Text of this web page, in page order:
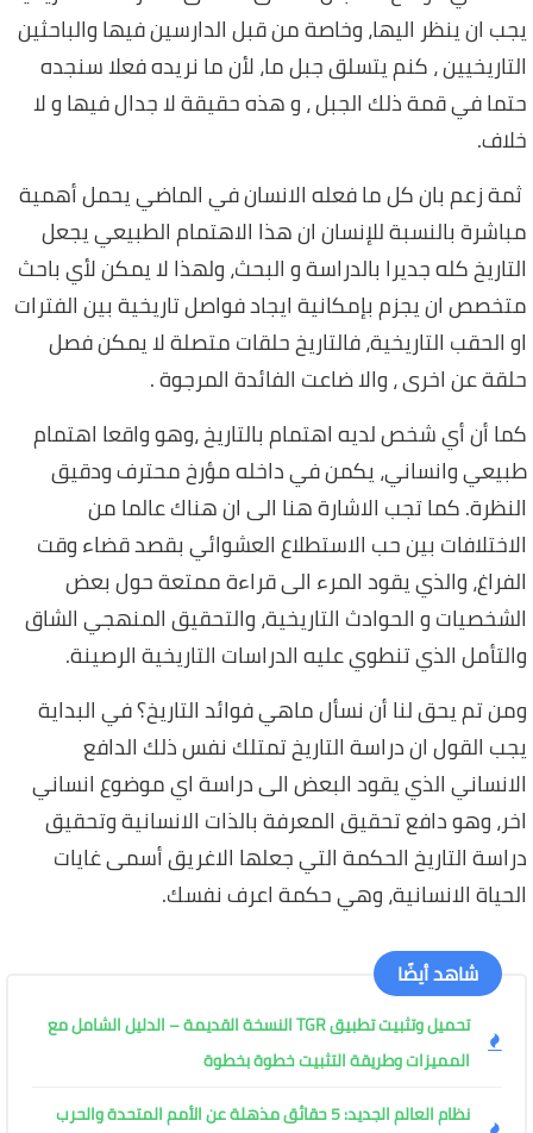
يجب ان ينظر اليها، وخاصة من قبل الدارسين فيها والباحثين
التاريخيين ، كنم يتسلق جبل ما، لأن ما نريده فعلا سنجده
حتما في قمة ذلك الجبل ، و هذه حقيقة لا جدال فيها و لا
خلاف.
ثمة زعم بان كل ما فعله الانسان في الماضي يحمل أهمية
مباشرة بالنسبة للإنسان ان هذا الاهتمام الطبيعي يجعل
التاريخ كله جديرا بالدراسة و البحث، ولهذا لا يمكن لأي باحث
متخصص ان يجزم بإمكانية ايجاد فواصل تاريخية بين الفترات
او الحقب التاريخية، فالتاريخ حلقات متصلة لا يمكن فصل
حلقة عن اخرى ، والا ضاعت الفائدة المرجوة .
كما أن أي شخص لديه اهتمام بالتاريخ ،وهو واقعا اهتمام
طبيعي وانساني، يكمن في داخله مؤرخ محترف ودقيق
النظرة. كما تجب الاشارة هنا الى ان هناك عالما من
الاختلافات بين حب الاستطلاع العشوائي بقصد قضاء وقت
الفراغ، والذي يقود المرء الى قراءة ممتعة حول بعض
الشخصيات و الحوادث التاريخية، والتحقيق المنهجي الشاق
والتأمل الذي تنطوي عليه الدراسات التاريخية الرصينة.
ومن تم يحق لنا أن نسأل ماهي فوائد التاريخ؟ في البداية
يجب القول ان دراسة التاريخ تمتلك نفس ذلك الدافع
الانساني الذي يقود البعض الى دراسة اي موضوع انساني
اخر، وهو دافع تحقيق المعرفة بالذات الانسانية وتحقيق
دراسة التاريخ الحكمة التي جعلها الاغريق أسمى غايات
الحياة الانسانية، وهي حكمة اعرف نفسك.
شاهد أيضًا
تحميل وتثبيت تطبيق TGR النسخة القديمة – الدليل الشامل مع
المميزات وطريقة التثبيت خطوة بخطوة
نظام العالم الجديد: 5 حقائق مذهلة عن الأمم المتحدة والحرب